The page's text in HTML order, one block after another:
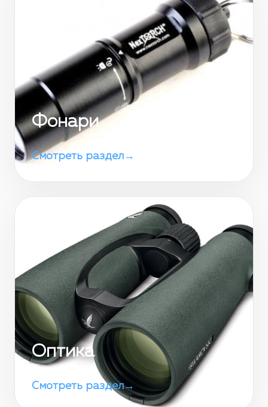
Фонари
Смотреть раздел→
Оптика
Смотреть раздел→